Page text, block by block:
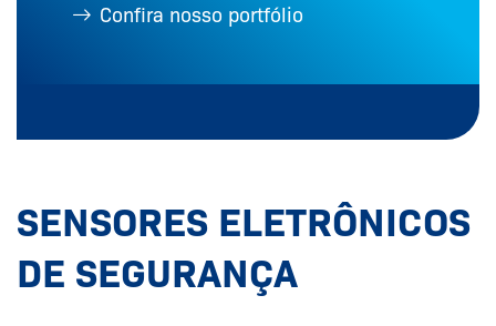
Confira nosso portfólio
SENSORES ELETRÔNICOS
DE SEGURANÇA